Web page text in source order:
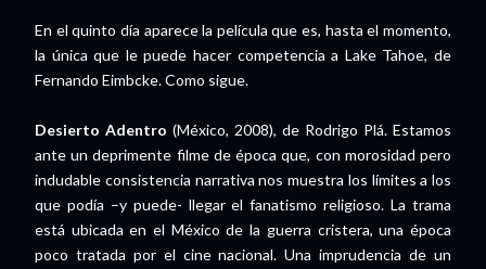
En el quinto día aparece la película que es, hasta el momento,
la única que le puede hacer competencia a Lake Tahoe, de
Fernando Eimbcke. Como sigue.
Desierto Adentro (México, 2008), de Rodrigo Plá. Estamos
ante un deprimente filme de época que, con morosidad pero
indudable consistencia narrativa nos muestra los límites a los
que podía –y puede- llegar el fanatismo religioso. La trama
está ubicada en el México de la guerra cristera, una época
poco tratada por el cine nacional. Una imprudencia de un